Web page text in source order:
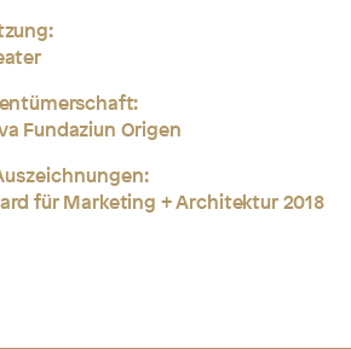
Fundaziun Origen
für Marketing + Architektur 2018